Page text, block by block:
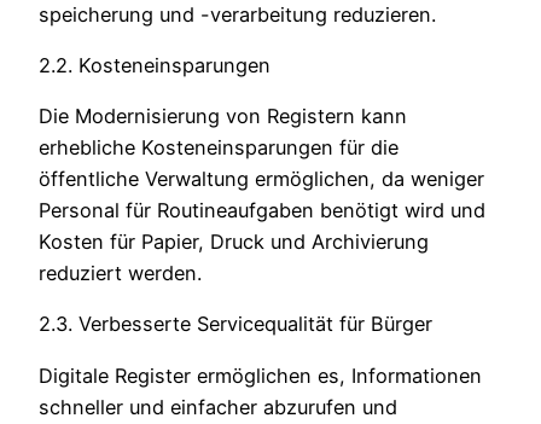
speicherung und -verarbeitung reduzieren.
2.2. Kosteneinsparungen
Die Modernisierung von Registern kann
erhebliche Kosteneinsparungen für die
öffentliche Verwaltung ermöglichen, da weniger
Personal für Routineaufgaben benötigt wird und
Kosten für Papier, Druck und Archivierung
reduziert werden.
2.3. Verbesserte Servicequalität für Bürger
Digitale Register ermöglichen es, Informationen
schneller und einfacher abzurufen und